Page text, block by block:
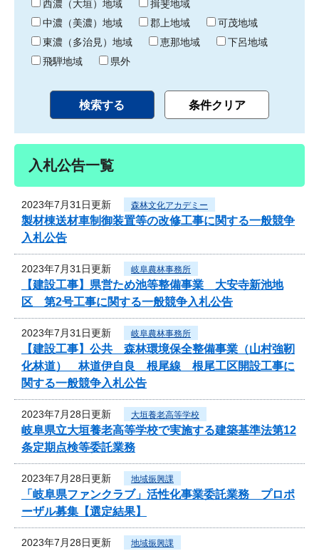
西濃（大垣）地域
揖斐地域
中濃（美濃）地域
郡上地域
可茂地域
東濃（多治見）地域
恵那地域
下呂地域
飛騨地域
県外
入札公告一覧
2023年7月31日更新 森林文化アカデミー
製材棟送材車制御装置等の改修工事に関する一般競争
入札公告
2023年7月31日更新 岐阜農林事務所
【建設工事】県営ため池等整備事業 大安寺新池地
区 第2号工事に関する一般競争入札公告
2023年7月31日更新 岐阜農林事務所
【建設工事】公共 森林環境保全整備事業（山村強靭
化林道） 林道伊自良 根尾線 根尾工区開設工事に
関する一般競争入札公告
2023年7月28日更新 大垣養老高等学校
岐阜県立大垣養老高等学校で実施する建築基準法第12
条定期点検等委託業務
2023年7月28日更新 地域振興課
「岐阜県ファンクラブ」活性化事業委託業務 プロポ
ーザル募集【選定結果】
2023年7月28日更新 地域振興課